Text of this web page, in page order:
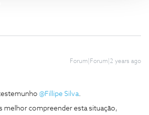
Forum|Forum|2 years ago
@Fillipe Silva.
melhor compreender esta situação,